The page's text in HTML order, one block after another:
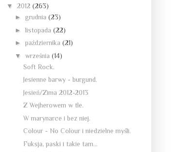
▼ 2012 (263)
► grudnia (23)
► listopada (22)
► października (21)
▼ września (14)
Soft Rock.
Jesienne barwy - burgund.
Jesień/Zima 2012-2013
Z Wejherowem w tle.
W marynarce i bez niej.
Colour - No Colour i niedzielne myśli.
Fuksja, paski i takie tam...